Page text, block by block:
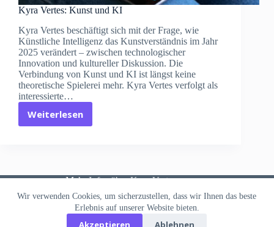
Wir verwenden Cookies, um sicherzustellen, dass wir Ihnen das beste
Erlebnis auf unserer Website bieten.
Akzeptieren Ablehnen
Kyra Vertes: Kunst und KI
Kyra Vertes beschäftigt sich mit der Frage, wie
Künstliche Intelligenz das Kunstverständnis im Jahr
2025 verändert – zwischen technologischer
Innovation und kultureller Diskussion. Die
Verbindung von Kunst und KI ist längst keine
theoretische Spielerei mehr. Kyra Vertes verfolgt als
interessierte…
Weiterlesen
Kyra
MehrInfos über Kyra Vertes
Datenschutzerklärung